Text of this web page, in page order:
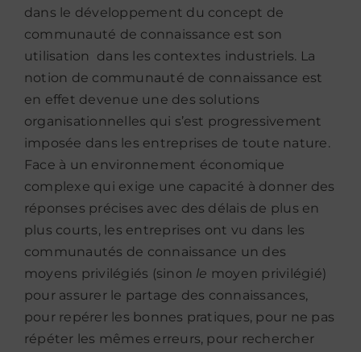
dans le développement du concept de
communauté de connaissance est son
utilisation dans les contextes industriels. La
notion de communauté de connaissance est
en effet devenue une des solutions
organisationnelles qui s’est progressivement
imposée dans les entreprises de toute nature.
Face à un environnement économique
complexe qui exige une capacité à donner des
réponses précises avec des délais de plus en
plus courts, les entreprises ont vu dans les
communautés de connaissance un des
moyens privilégiés (sinon le moyen privilégié)
pour assurer le partage des connaissances,
pour repérer les bonnes pratiques, pour ne pas
répéter les mêmes erreurs, pour rechercher